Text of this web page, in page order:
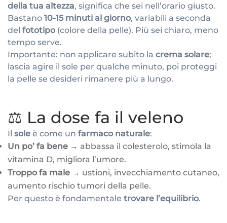
della tua altezza, significa che sei nell’orario giusto.
Bastano 10-15 minuti al giorno, variabili a seconda
del fototipo (colore della pelle). Più sei chiaro, meno
tempo serve.
Importante: non applicare subito la crema solare;
lascia agire il sole per qualche minuto, poi proteggi
la pelle se desideri rimanere più a lungo.
⚖️ La dose fa il veleno
Il sole è come un farmaco naturale:
Un po’ fa bene → abbassa il colesterolo, stimola la
vitamina D, migliora l’umore.
Troppo fa male → ustioni, invecchiamento cutaneo,
aumento rischio tumori della pelle.
Per questo è fondamentale trovare l’equilibrio.